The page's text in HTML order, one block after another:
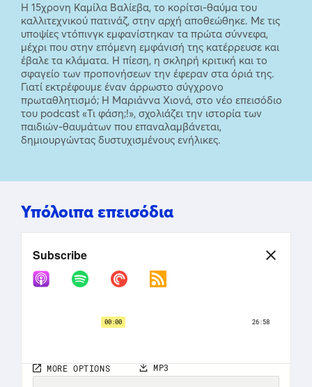
Η 15χρονη Καμίλα Βαλίεβα, το κορίτσι-θαύμα του
καλλιτεχνικού πατινάζ, στην αρχή αποθεώθηκε. Με τις
υποψίες ντόπινγκ εμφανίστηκαν τα πρώτα σύννεφα,
μέχρι που στην επόμενη εμφάνισή της κατέρρευσε και
έβαλε τα κλάματα. Η πίεση, η σκληρή κριτική και το
σφαγείο των προπονήσεων την έφεραν στα όριά της.
Γιατί εκτρέφουμε έναν άρρωστο σύγχρονο
πρωταθλητισμό; Η Μαριάννα Χιονά, στο νέο επεισόδιο
του podcast «Τι φάση;!», σχολιάζει την ιστορία των
παιδιών-θαυμάτων που επαναλαμβάνεται,
δημιουργώντας δυστυχισμένους ενήλικες.
Υπόλοιπα επεισόδια